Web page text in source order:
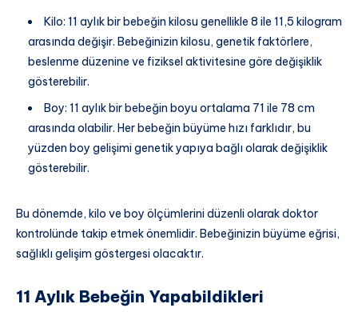
Kilo: 11 aylık bir bebeğin kilosu genellikle 8 ile 11,5 kilogram
arasında değişir. Bebeğinizin kilosu, genetik faktörlere,
beslenme düzenine ve fiziksel aktivitesine göre değişiklik
gösterebilir.
Boy: 11 aylık bir bebeğin boyu ortalama 71 ile 78 cm
arasında olabilir. Her bebeğin büyüme hızı farklıdır, bu
yüzden boy gelişimi genetik yapıya bağlı olarak değişiklik
gösterebilir.
Bu dönemde, kilo ve boy ölçümlerini düzenli olarak doktor
kontrolünde takip etmek önemlidir. Bebeğinizin büyüme eğrisi,
sağlıklı gelişim göstergesi olacaktır.
11 Aylık Bebeğin Yapabildikleri